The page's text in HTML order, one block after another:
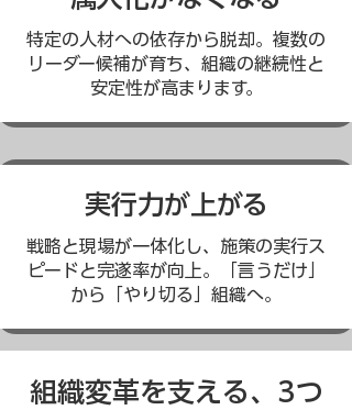
特定の人材への依存から脱却。複数の
リーダー候補が育ち、組織の継続性と
安定性が高まります。
実行力が上がる
戦略と現場が一体化し、施策の実行ス
ピードと完遂率が向上。「言うだけ」
から「やり切る」組織へ。
組織変革を支える、3つ